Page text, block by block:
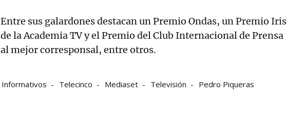
Entre sus galardones destacan un Premio Ondas, un Premio Iris
de la Academia TV y el Premio del Club Internacional de Prensa
al mejor corresponsal, entre otros.
Informativos Telecinco Mediaset Televisión Pedro Piqueras